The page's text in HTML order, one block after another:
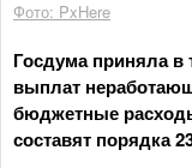
Фото: PxHere
Госдума приняла в
выплат
бюджетные
составят порядка